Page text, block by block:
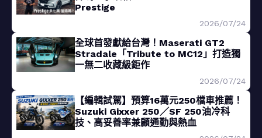
Prestige
2026/07/24
全球首發獻給台灣！Maserati GT2
Stradale「Tribute to MC12」打造獨
一無二收藏級鉅作
2026/07/24
【編輯試駕】預算16萬元250檔車推薦！
Suzuki Gixxer 250／SF 250油冷科
技、高妥善率兼顧通勤與熱血